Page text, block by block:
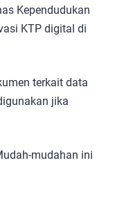
Kependudukan
KTP digital di
terkait data
jika
mudahan ini